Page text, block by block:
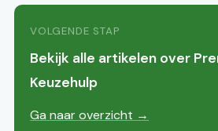
VOLGENDE STAP
Bekijk alle artikelen over
Keuzehulp
Ga naar overzicht →